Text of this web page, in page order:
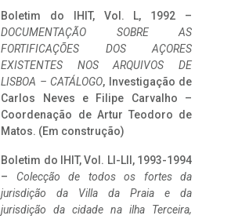
Boletim do IHIT, Vol. L, 1992 –
DOCUMENTAÇÃO SOBRE AS
FORTIFICAÇÕES DOS AÇORES
EXISTENTES NOS ARQUIVOS DE
LISBOA – CATÁLOGO, Investigação de
Carlos Neves e Filipe Carvalho –
Coordenação de Artur Teodoro de
Matos. (Em construção)
Boletim do IHIT, Vol. LI-LII, 1993-1994
– Colecção de todos os fortes da
jurisdição da Villa da Praia e da
jurisdição da cidade na ilha Terceira,